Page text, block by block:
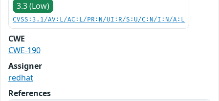
3.3 (Low)
CVSS:3.1/AV:L/AC:L/PR:N/UI:R/S:U/C:N/I:N/A:L
CWE
CWE-190
Assigner
redhat
References